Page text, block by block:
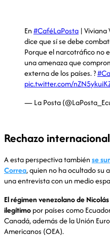
En#CaféLaPosta | Viviana
dice que sí se debe
Porque el narcotráfico no
una amenaza que
externa de los países. ?
pic.twitter.com/
— La Posta
Rechazo
A esta perspectiva tambiénse
Correa, quien no ha ocultado su
una entrevista con un medio
El régimen venezolano de
ilegítimopor países como
Canadá, además de la Unión
Americanos (OEA).